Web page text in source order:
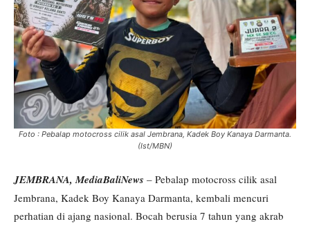
Foto : Pebalap motocross cilik asal Jembrana, Kadek Boy Kanaya Darmanta.
(Ist/MBN)
JEMBRANA, MediaBaliNews – Pebalap motocross cilik asal
Jembrana, Kadek Boy Kanaya Darmanta, kembali mencuri
perhatian di ajang nasional. Bocah berusia 7 tahun yang akrab